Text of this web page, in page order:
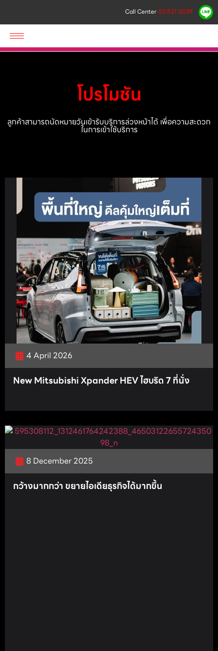
Call Center02 821 0039
โปรโมชัน
ลูกค้าสามารถนัดหมายวันเข้ารับบริการล่วงหน้าได้ เพื่อความสะดวก
ในการเข้าใช้บริการ
4 April 2026
New Mitsubishi Xpander HEV ไฮบริด 7 ที่นั่ง
8 December 2025
กว้างมากกว่า ขยายไอเดียธุรกิจได้มากขึ้น